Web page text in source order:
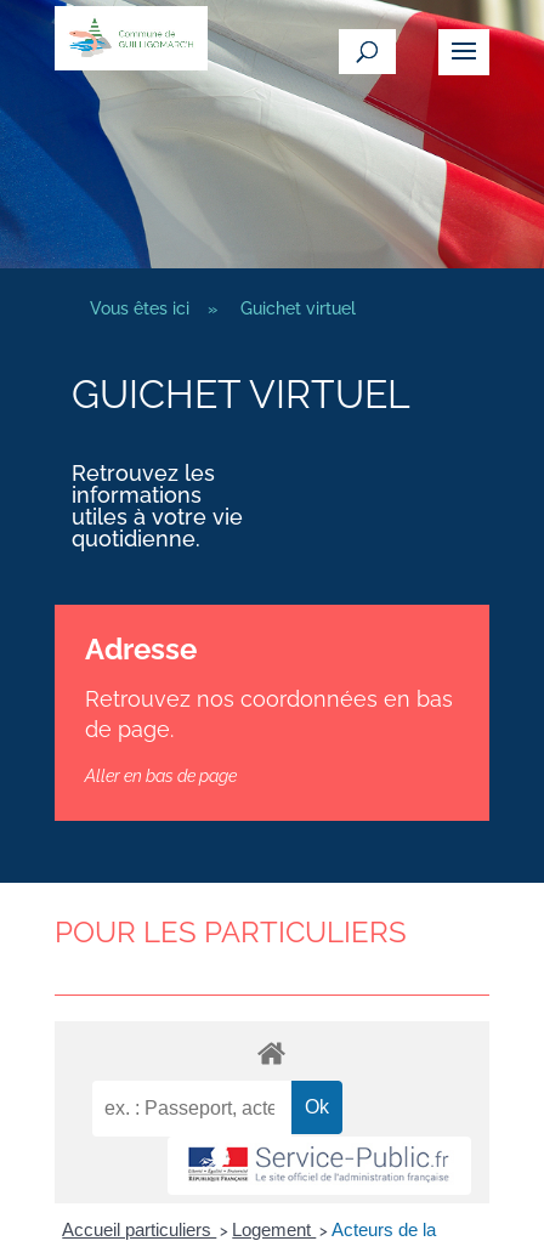
Vous êtes ici » Guichet virtuel
GUICHET VIRTUEL
Retrouvez les
informations
utiles à votre vie
quotidienne.
Adresse
Retrouvez nos coordonnées en bas
de page.
Aller en bas de page
POUR LES PARTICULIERS
Accueil particuliers > Logement > Acteurs de la